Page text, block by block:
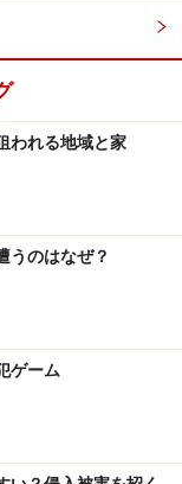
、よく見てみよ
スがある夫婦の
が段々に全部開
てあった現金約
くなっていまし
スや指輪、ダイ
た。
われる地域と家
うのはなぜ？
ゲーム